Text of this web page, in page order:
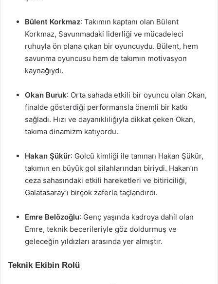
Bülent Korkmaz: Takımın kaptanı olan Bülent
Korkmaz, Savunmadaki liderliği ve mücadeleci
ruhuyla ön plana çıkan bir oyuncuydu. Bülent, hem
savunma oyuncusu hem de takımın motivasyon
kaynağıydı.
Okan Buruk: Orta sahada etkili bir oyuncu olan Okan,
finalde gösterdiği performansla önemli bir katkı
sağladı. Hızı ve dayanıklılığıyla dikkat çeken Okan,
takıma dinamizm katıyordu.
Hakan Şükür: Golcü kimliği ile tanınan Hakan Şükür,
takımın en büyük gol silahlarından biriydi. Hakan’ın
ceza sahasındaki etkili hareketleri ve bitiriciliği,
Galatasaray’ı birçok zaferle taçlandırdı.
Emre Belözoğlu: Genç yaşında kadroya dahil olan
Emre, teknik becerileriyle göz doldurmuş ve
geleceğin yıldızları arasında yer almıştır.
Teknik Ekibin Rolü